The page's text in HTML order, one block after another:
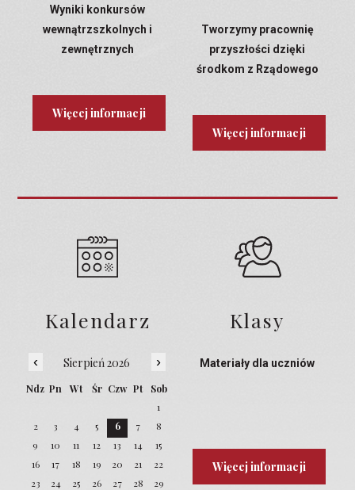
Wyniki konkursów
wewnątrzszkolnych i
zewnętrznych
Więcej informacji
Tworzymy pracownię
przyszłości dzięki
środkom z Rządowego
Więcej informacji
Kalendarz
‹ Sierpień 2026 ›
Ndz Pn Wt Śr Czw Pt
Sob
1
2
3 4 5 6 7
8
9
10 11 12 13 14
15
16
17 18 19 20 21
22
23
24 25 26 27 28
29
Klasy
Materiały dla uczniów
Więcej informacji